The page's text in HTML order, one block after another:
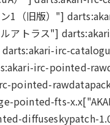
1（旧版）"]
ルアトラス"]
irc-
irc-pointed-
pointed-
pointed-fts-
diffuseskypatch-